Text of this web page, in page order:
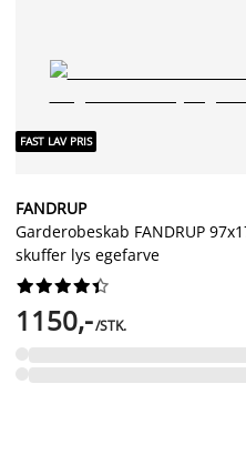
FAST LAV PRIS
FANDRUP
Garderobeskab FANDRUP
skuffer lys egefarve






1150,-/STK.